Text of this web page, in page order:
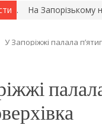
На Запорізькому
У Запоріжжі палала